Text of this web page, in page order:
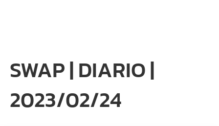
SWAP | DIARIO |
2023/02/24